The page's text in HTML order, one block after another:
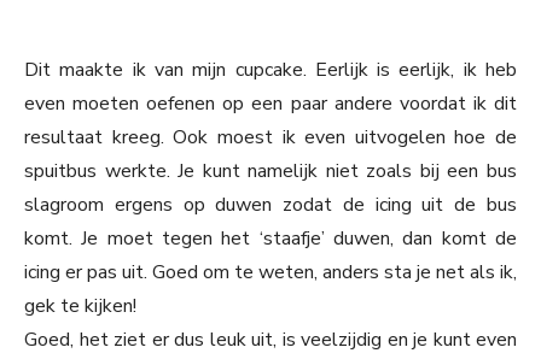
Dit maakte ik van mijn cupcake. Eerlijk is eerlijk, ik heb
even moeten oefenen op een paar andere voordat ik dit
resultaat kreeg. Ook moest ik even uitvogelen hoe de
spuitbus werkte. Je kunt namelijk niet zoals bij een bus
slagroom ergens op duwen zodat de icing uit de bus
komt. Je moet tegen het ‘staafje’ duwen, dan komt de
icing er pas uit. Goed om te weten, anders sta je net als ik,
gek te kijken!
Goed, het ziet er dus leuk uit, is veelzijdig en je kunt even